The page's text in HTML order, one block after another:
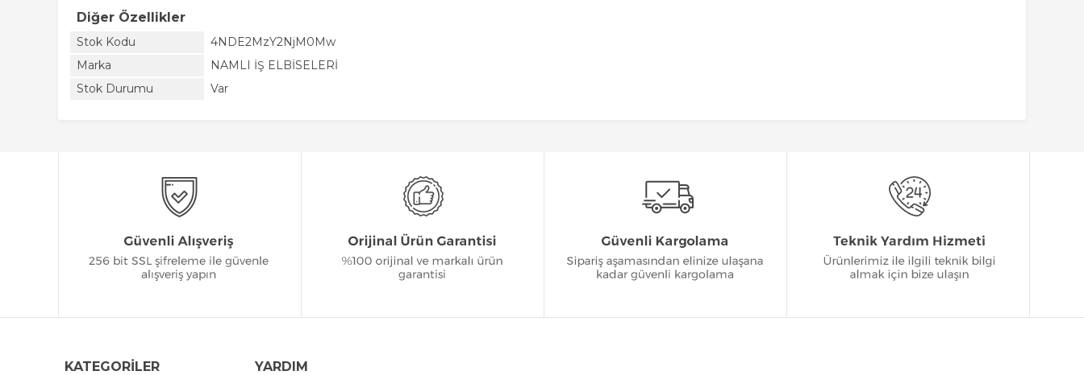
Diğer Özellikler
Stok Kodu
4NDE2MzY2NjM0Mw
Marka
NAMLI İŞ ELBİSELERİ
Stok Durumu
Var
KATEGORİLER YARDIM